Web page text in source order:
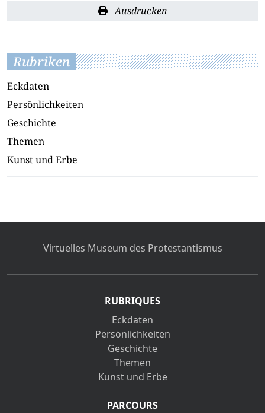
Ausdrucken
Rubriken
Eckdaten
Persönlichkeiten
Geschichte
Themen
Kunst und Erbe
Virtuelles Museum des Protestantismus
RUBRIQUES
Eckdaten
Persönlichkeiten
Geschichte
Themen
Kunst und Erbe
PARCOURS